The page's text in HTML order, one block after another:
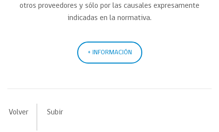
otros proveedores y sólo por las causales expresamente
indicadas en la normativa.
+ INFORMACIÓN
Volver Subir